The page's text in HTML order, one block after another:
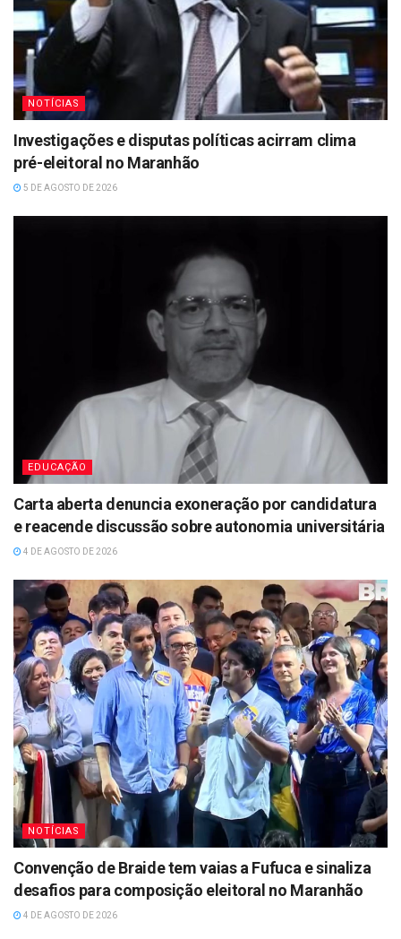
NOTÍCIAS
Investigações e disputas políticas acirram clima
pré-eleitoral no Maranhão
5 DE AGOSTO DE 2026
EDUCAÇÃO
Carta aberta denuncia exoneração por candidatura
e reacende discussão sobre autonomia universitária
4 DE AGOSTO DE 2026
NOTÍCIAS
Convenção de Braide tem vaias a Fufuca e sinaliza
desafios para composição eleitoral no Maranhão
4 DE AGOSTO DE 2026